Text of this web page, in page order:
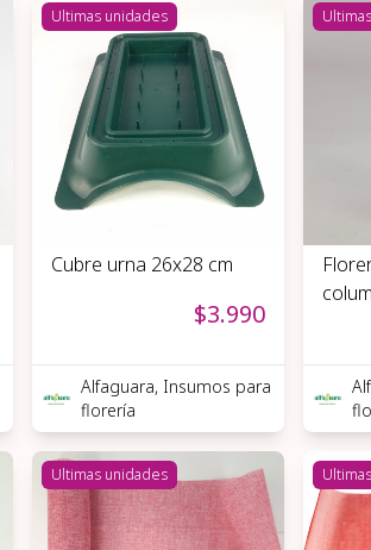
Ultimas unidades
Cubre urna 26x28 cm
$3.990
Alfaguara, Insumos para
florería
Ultimas unidades